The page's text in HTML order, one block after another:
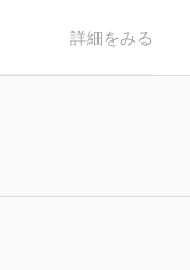
詳細をみる